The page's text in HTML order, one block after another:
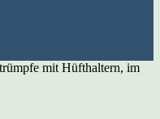
mit Hüfthaltern, im